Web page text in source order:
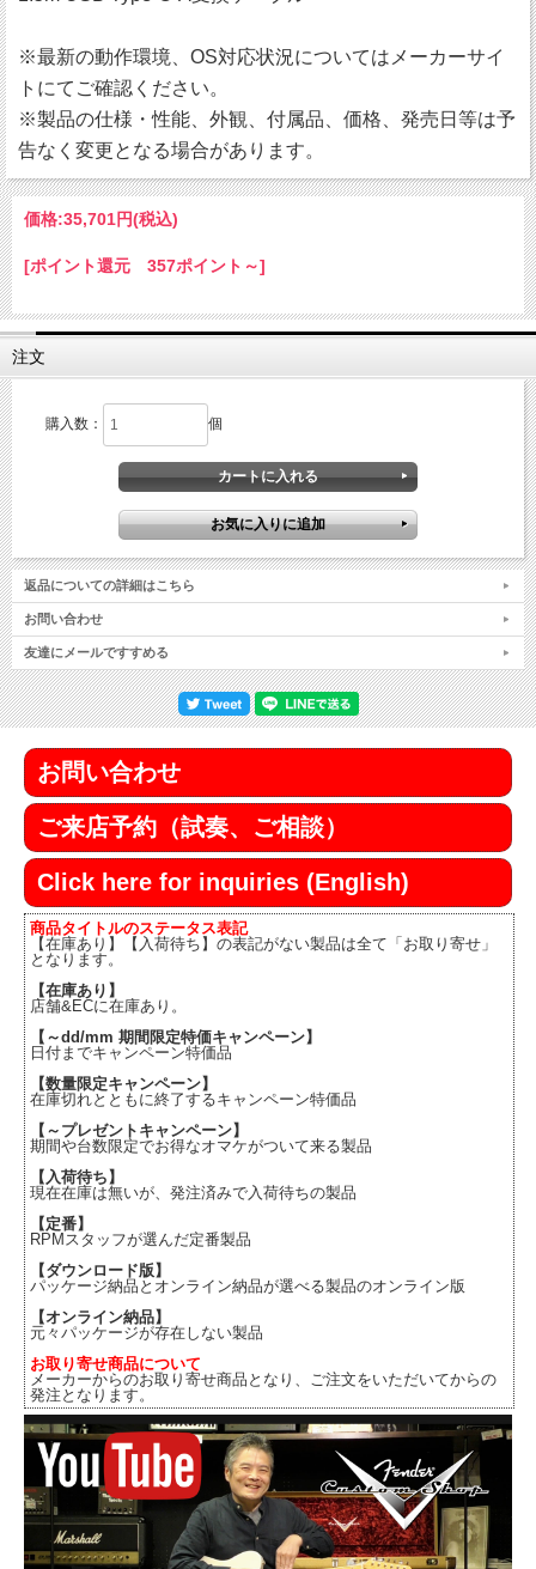
※最新の動作環境、OS対応状況についてはメーカーサイ
トにてご確認ください。
※製品の仕様・性能、外観、付属品、価格、発売日等は予
告なく変更となる場合があります。
価格:35,701円(税込)
[ポイント還元 357ポイント～]
注文
購入数： 個
返品についての詳細はこちら
お問い合わせ
友達にメールですすめる
お問い合わせ
ご来店予約（試奏、ご相談）
Click here for inquiries (English)
商品タイトルのステータス表記
【在庫あり】【入荷待ち】の表記がない製品は全て「お取り寄せ」
となります。
【在庫あり】
店舗&ECに在庫あり。
【～dd/mm 期間限定特価キャンペーン】
日付までキャンペーン特価品
【数量限定キャンペーン】
在庫切れとともに終了するキャンペーン特価品
【～プレゼントキャンペーン】
期間や台数限定でお得なオマケがついて来る製品
【入荷待ち】
現在在庫は無いが、発注済みで入荷待ちの製品
【定番】
RPMスタッフが選んだ定番製品
【ダウンロード版】
パッケージ納品とオンライン納品が選べる製品のオンライン版
【オンライン納品】
元々パッケージが存在しない製品
お取り寄せ商品について
メーカーからのお取り寄せ商品となり、ご注文をいただいてからの
発注となります。